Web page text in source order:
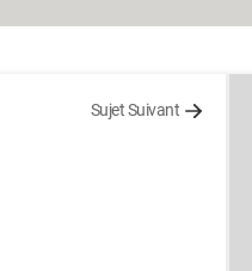
Sujet Suivant